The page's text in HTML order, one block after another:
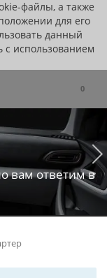
файлы, а также
для его
данный
с использованием
0
вам ответим в